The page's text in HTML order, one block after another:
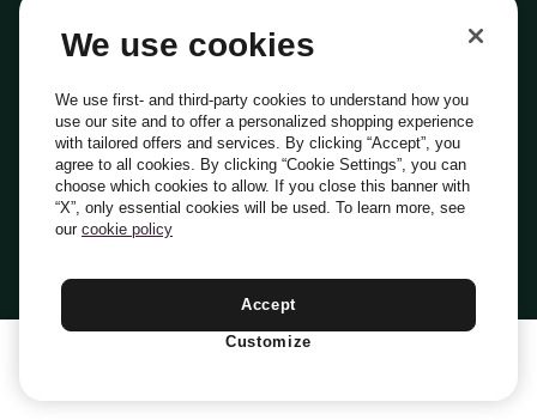
Everli Shoppers
Scopri chi siamo
Domande frequenti
Lavora con noi
Diventa Shopper
Investitori
PrivacyCookiePreferenze Cookie
Termini e Condizioni
Italiano
We use cookies
We use first- and third-party cookies to understand how you
use our site and to offer a personalized shopping experience
with tailored offers and services. By clicking “Accept”, you
agree to all cookies. By clicking “Cookie Settings”, you can
choose which cookies to allow. If you close this banner with
“X”, only essential cookies will be used. To learn more, see
our cookie policy
Accept
Customize